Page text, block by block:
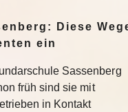
Diese
ein
Sassenberg
früh sind sie mit
in Kontakt